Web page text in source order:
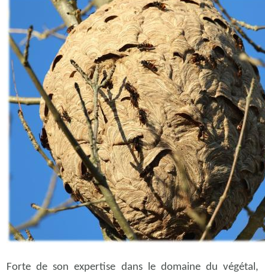
Forte de son expertise dans le domaine du végétal,